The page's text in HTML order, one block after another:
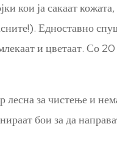
кои ја сакаат
Едноставно
и цветаат. Со
лесна за чистење и
бои за да